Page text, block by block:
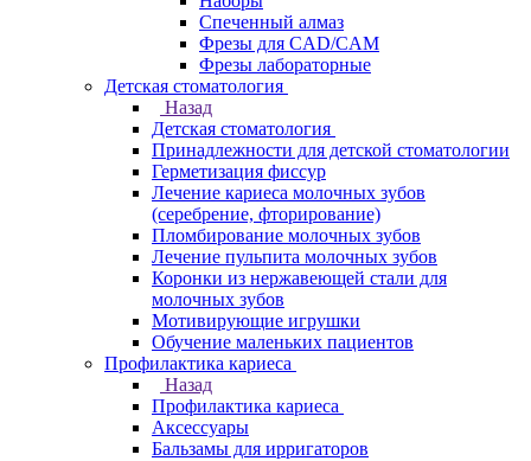
Спеченный алмаз
Фрезы для CAD/CAM
Фрезы лабораторные
Детская стоматология
Назад
Детская стоматология
Принадлежности для детской стоматологии
Герметизация фиссур
Лечение кариеса молочных зубов
(серебрение, фторирование)
Пломбирование молочных зубов
Лечение пульпита молочных зубов
Коронки из нержавеющей стали для
молочных зубов
Мотивирующие игрушки
Обучение маленьких пациентов
Профилактика кариеса
Назад
Профилактика кариеса
Аксессуары
Бальзамы для ирригаторов